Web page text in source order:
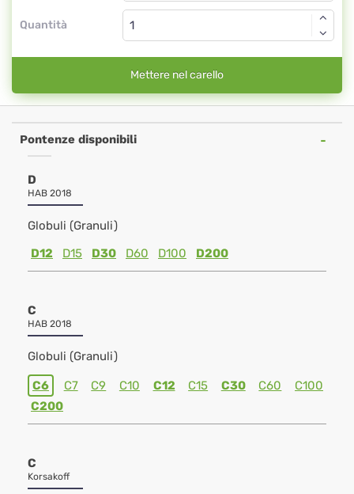
Quantità
Mettere nel carello
Pontenze disponibili
D
HAB 2018
Globuli (Granuli)
D12
D15 D30 D60 D100 D200
C
HAB 2018
Globuli (Granuli)
C6 C7 C9 C10 C12 C15 C30 C60
C100
C200
C
Korsakoff